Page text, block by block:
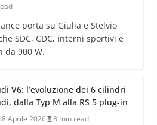
porta su Giulia e Stelvio
SDC, CDC, interni sportivi e
da 900 W.
V6: l’evoluzione dei 6 cilindri
dalla Typ M alla RS 5 plug-in
Aprile 2026 8 min read